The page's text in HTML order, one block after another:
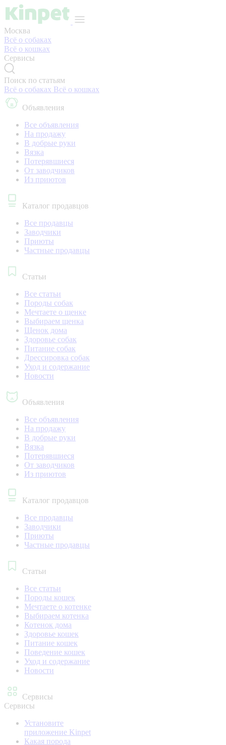
Москва
Всё о собаках
Всё о кошках
Сервисы
Поиск по статьям
Всё о собаках Всё о кошках
Объявления
Все объявления
На продажу
В добрые руки
Вязка
Потерявшиеся
От заводчиков
Из приютов
Каталог продавцов
Все продавцы
Заводчики
Приюты
Частные продавцы
Статьи
Все статьи
Породы собак
Мечтаете о щенке
Выбираем щенка
Щенок дома
Здоровье собак
Питание собак
Дрессировка собак
Уход и содержание
Новости
Объявления
Все объявления
На продажу
В добрые руки
Вязка
Потерявшиеся
От заводчиков
Из приютов
Каталог продавцов
Все продавцы
Заводчики
Приюты
Частные продавцы
Статьи
Все статьи
Породы кошек
Мечтаете о котенке
Выбираем котенка
Котенок дома
Здоровье кошек
Питание кошек
Поведение кошек
Уход и содержание
Новости
Сервисы
Сервисы
Установите
приложение Kinpet
Какая порода